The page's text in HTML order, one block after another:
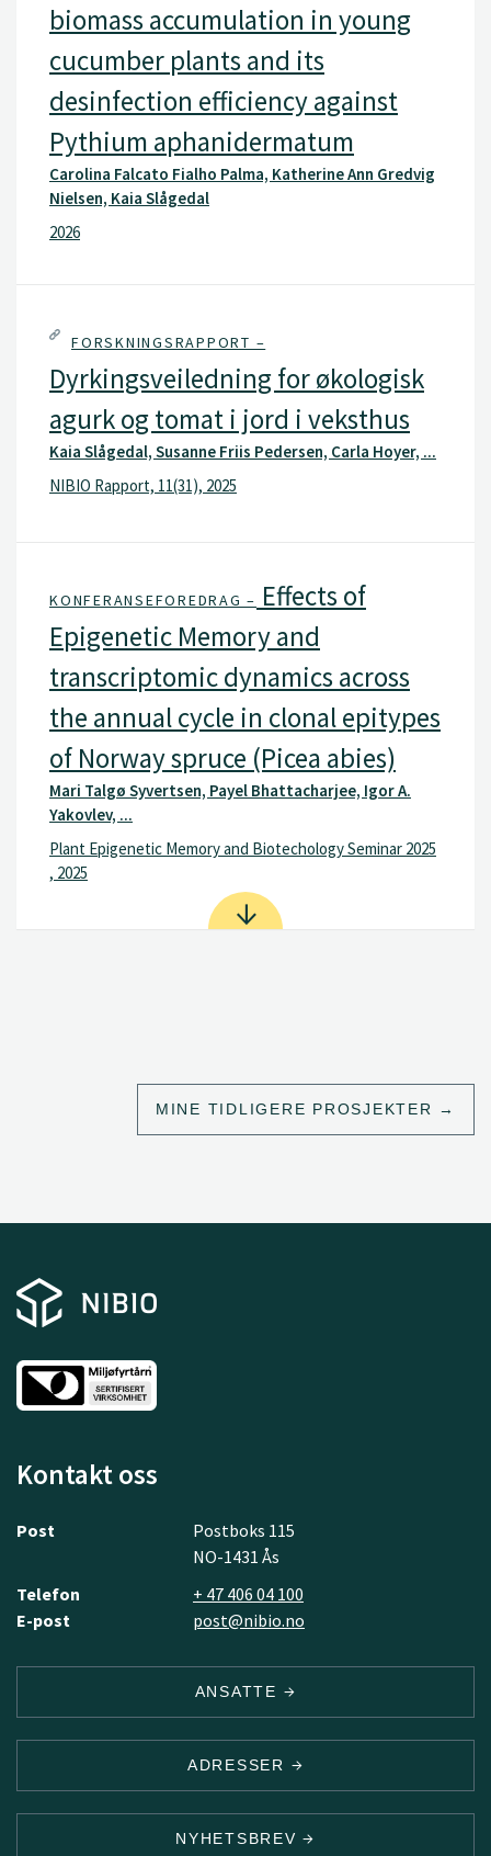
biomass accumulation in young
cucumber plants and its
desinfection efficiency against
Pythium aphanidermatum
Carolina Falcato Fialho Palma, Katherine Ann Gredvig
Nielsen, Kaia Slågedal
2026
FORSKNINGSRAPPORT –
Dyrkingsveiledning for økologisk
agurk og tomat i jord i veksthus
Kaia Slågedal, Susanne Friis Pedersen, Carla Hoyer, ...
NIBIO Rapport, 11(31), 2025
KONFERANSEFOREDRAG – Effects of
Epigenetic Memory and
transcriptomic dynamics across
the annual cycle in clonal epitypes
of Norway spruce (Picea abies)
Mari Talgø Syvertsen, Payel Bhattacharjee, Igor A.
Yakovlev, ...
Plant Epigenetic Memory and Biotechology Seminar 2025
, 2025
MINE TIDLIGERE PROSJEKTER
Kontakt oss
Post
Postboks 115
NO-1431 Ås
Telefon
+ 47 406 04 100
E-post
post@nibio.no
ANSATTE
ADRESSER
NYHETSBREV